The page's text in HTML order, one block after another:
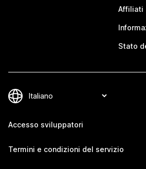
Affiliati
Stato
Accesso sviluppatori
Termini e condizioni del servizio